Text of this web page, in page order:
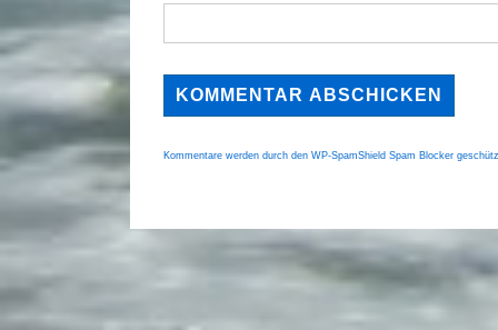
Kommentare werden durch den WP-SpamShield Spam Blocker